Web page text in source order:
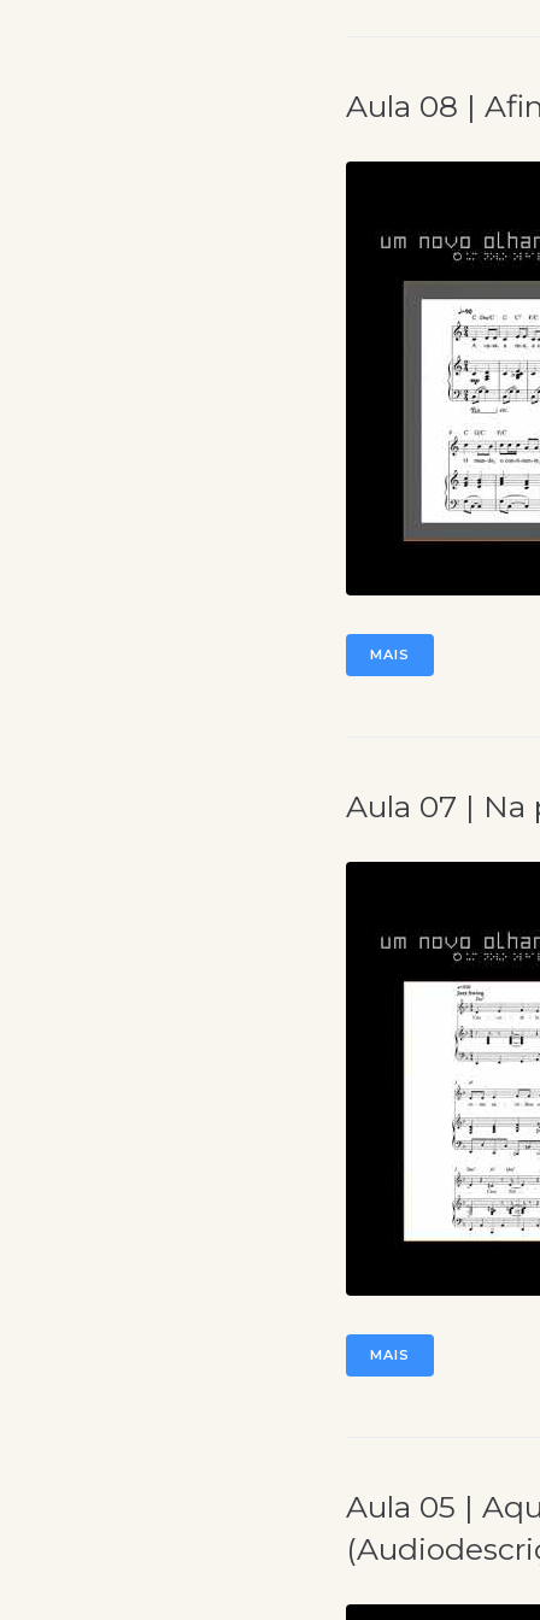
Aula 08 |
MAIS
Aula 07 | Na
MAIS
Aula 05 |